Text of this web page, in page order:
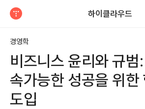
하이클라우드
경영학
비즈니스 윤리와 규범
속가능한 성공을 위한
도입